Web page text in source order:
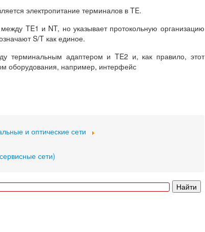
электропитание терминалов в TE.
TE1 и NT, но указывает протокольную организацию
S/T как единое.
терминальным адаптером и TE2 и, как правило, этот
оборудования, например, интерфейс
и оптические сети
сети)